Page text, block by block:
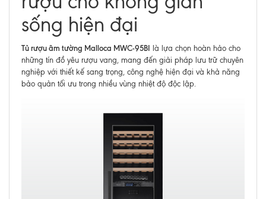
sống hiện đại
Tủ rượu âm tường Malloca MWC-95BI là lựa chọn hoàn hảo cho
những tín đồ yêu rượu vang, mang đến giải pháp lưu trữ chuyên
nghiệp với thiết kế sang trọng, công nghệ hiện đại và khả năng
bảo quản tối ưu trong nhiều vùng nhiệt độ độc lập.